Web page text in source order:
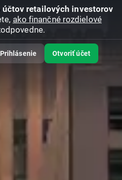
účtov retailových investorov
ako finančné rozdielové
Prihlásenie Otvoriť účet